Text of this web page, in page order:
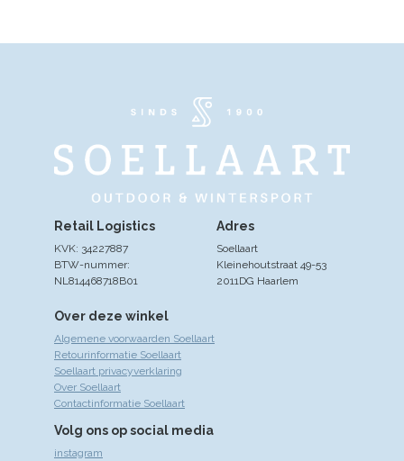
Over deze winkel
Algemene voorwaarden Soellaart
Retourinformatie Soellaart
Soellaart privacyverklaring
Over Soellaart
Contactinformatie Soellaart
Volg ons op social media
instagram
Adres
Soellaart
Kleinehoutstraat 49-53
2011DG Haarlem
Retail Logistics
KVK: 34227887
BTW-nummer:
NL814468718B01